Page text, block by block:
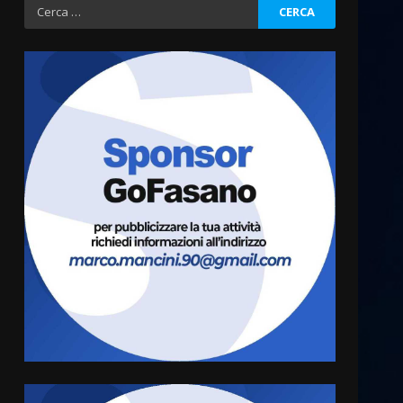
Ricerca
per:
Fasanese ferito a colpi di
arma da fuoco
6 Agosto 2026 18:13
4
Carta d’identità: continua il
piano di aperture
straordinarie del Comune di
Fasano
6 Agosto 2026 14:16
5
Grazia Neglia, coordinatrice
cittadina di Fratelli d’Italia,
pronta a tornare in Consiglio
6 Agosto 2026 08:00